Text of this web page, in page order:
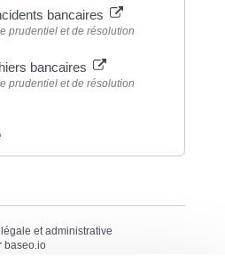
bancaires
prudentiel et de résolution
bancaires
prudentiel et de résolution
et administrative
baseo.io